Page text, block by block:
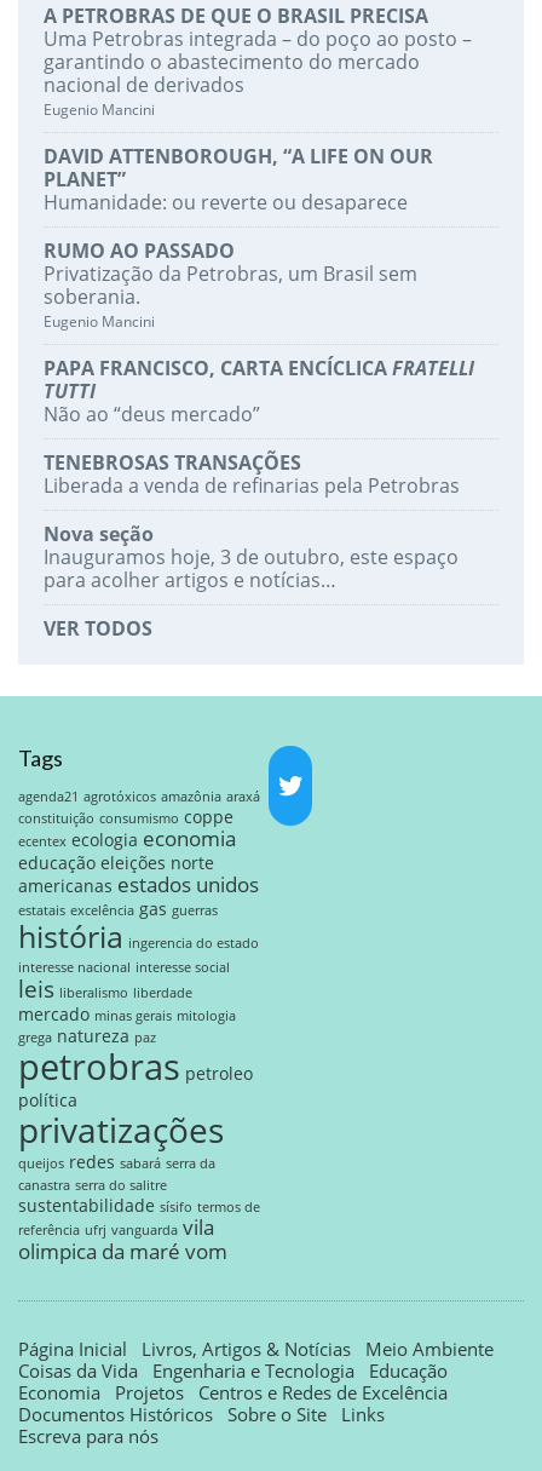
A PETROBRAS DE QUE O BRASIL PRECISA
Uma Petrobras integrada – do poço ao posto –
garantindo o abastecimento do mercado
nacional de derivados
Eugenio Mancini
DAVID ATTENBOROUGH, “A LIFE ON OUR
PLANET”
Humanidade: ou reverte ou desaparece
RUMO AO PASSADO
Privatização da Petrobras, um Brasil sem
soberania.
Eugenio Mancini
PAPA FRANCISCO, CARTA ENCÍCLICAFRATELLI
TUTTI
Não ao “deus mercado”
TENEBROSAS TRANSAÇÕES
Liberada a venda de refinarias pela Petrobras
Nova seção
Inauguramos hoje, 3 de outubro, este espaço
para acolher artigos e notícias…
VER TODOS
Tags
agenda21 agrotóxicos amazônia araxá
constituição consumismo coppe
ecentex ecologia economia
educação eleições norte
americanas estados unidos
estatais excelência gas guerras
história ingerencia do estado
interesse nacional interesse social
leis liberalismo liberdade
mercado minas gerais mitologia
grega natureza paz
petrobras petroleo
política
privatizações
queijos redes sabará serra da
canastra serra do salitre
sustentabilidade sísifo termos de
referência ufrj vanguarda vila
olimpica da maré vom
Página Inicial Livros, Artigos & Notícias
Meio Ambiente
Coisas da Vida
Engenharia e Tecnologia
Educação
Economia
Projetos
Centros e Redes de Excelência
Documentos Históricos Sobre o Site
Links
Escreva para nós